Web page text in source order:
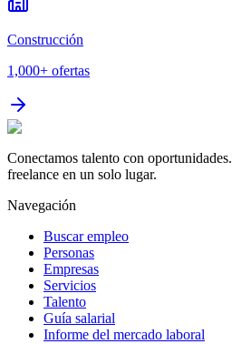
Construcción
1,000+ ofertas
Conectamos talento con
freelance en un solo lugar.
Navegación
Buscar empleo
Personas
Empresas
Servicios
Talento
Guía salarial
Informe del mercado laboral